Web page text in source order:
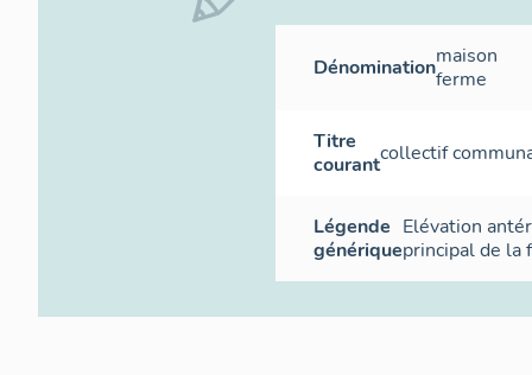
Dénominationmaison
ferme
Titre
courantcollectif
Légende
générique
Elévation
principal de la